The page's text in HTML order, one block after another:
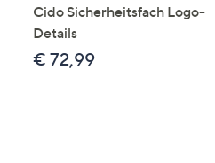
Cido Sicherheitsfach Logo-
Details
€ 72,99